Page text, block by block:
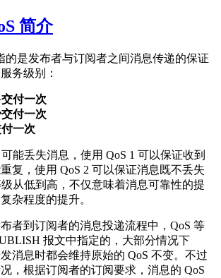
简介
的是发布者与订阅者之间消息传递的保证
务级别：
付一次
付一次
一次
能丢失消息，使用 QoS 1 可以保证收到
复，使用 QoS 2 可以保证消息既不丢失
从低到高，不仅意味着消息可靠性的提
杂程度的提升。
者到订阅者的消息投递流程中，QoS 等
报文中指定的，大部分情况下
消息时都会维持原始的 QoS 不变。不过
，根据订阅者的订阅要求，消息的 QoS